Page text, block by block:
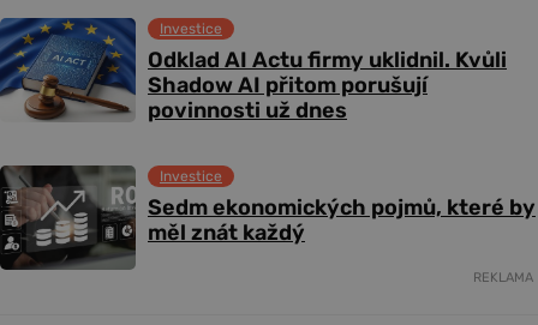
Odklad AI Actu firmy uklidnil. Kvůli
Shadow AI přitom porušují
povinnosti už dnes
Investice
Sedm ekonomických pojmů, které by
měl znát každý
Investice
REKLAMA